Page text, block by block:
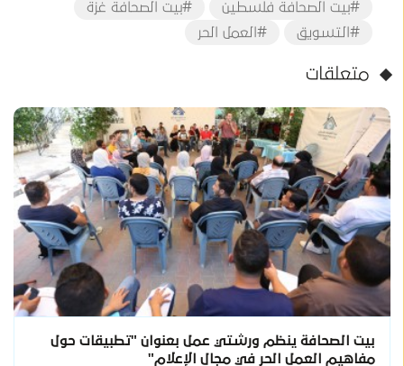
#بيت الصحافة فلسطين
#بيت الصحافة غزة
#التسويق
#العمل الحر
متعلقات
بيت الصحافة ينظم ورشتي عمل بعنوان "تطبيقات حول
مفاهيم العمل الحر في مجال الإعلام"